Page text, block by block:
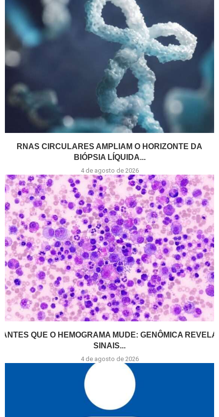
RNAS CIRCULARES AMPLIAM O HORIZONTE DA
BIÓPSIA LÍQUIDA...
4 de agosto de 2026
ANTES QUE O HEMOGRAMA MUDE: GENÔMICA REVELA
SINAIS...
4 de agosto de 2026